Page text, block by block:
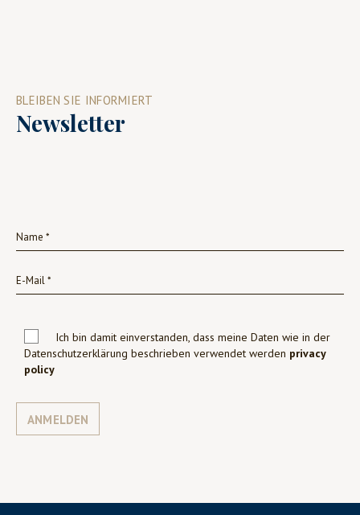
BLEIBEN SIE INFORMIERT
Newsletter
Ich bin damit einverstanden, dass meine Daten wie in der
Datenschutzerklärung beschrieben verwendet werden privacy
policy
ANMELDEN